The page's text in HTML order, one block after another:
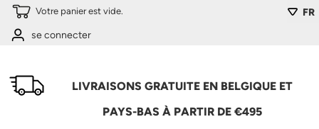
Aller au contenu principal FR
Votre panier est vide.
se connecter
LIVRAISONS GRATUITE EN BELGIQUE ET
PAYS-BAS À PARTIR DE €495